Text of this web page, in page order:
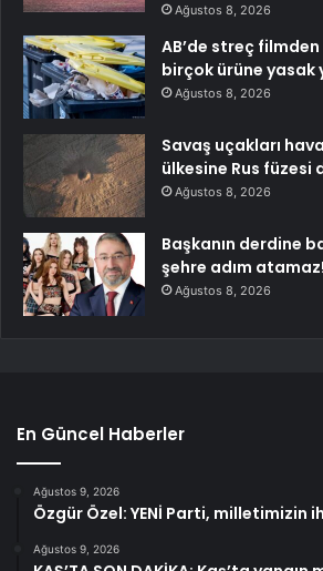
Ağustos 8, 2026
AB’de streç
birçok ürüne yasak
Ağustos 8, 2026
Savaş uçakları
ülkesine Rus füzesi
Ağustos 8, 2026
Başkanın derdine
şehre adım
Ağustos 8, 2026
En Güncel Haberler
Ağustos 9, 2026
Özgür Özel: YENİ Parti, milletimizin
Ağustos 9, 2026